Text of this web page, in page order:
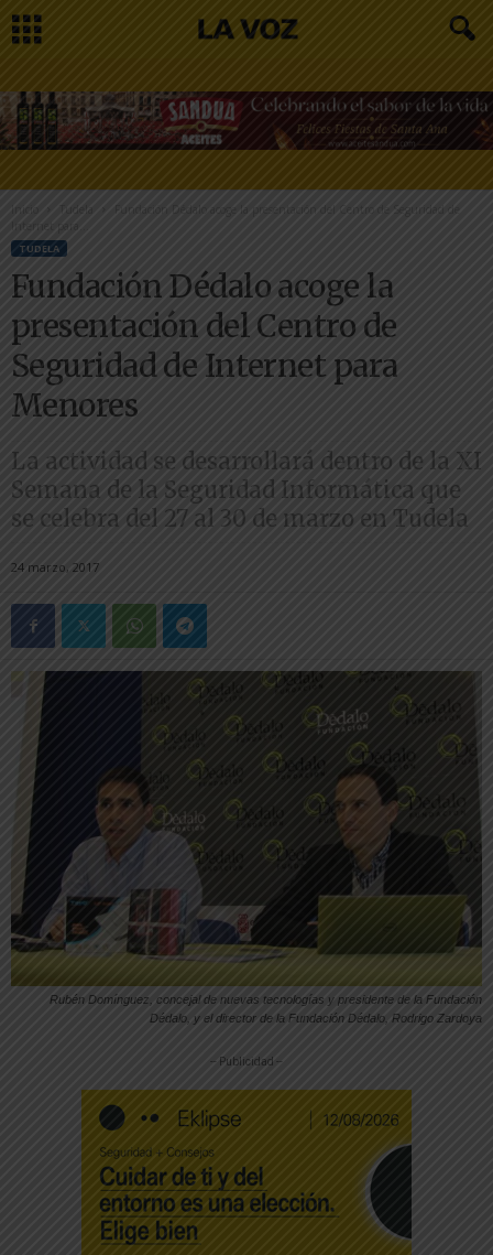
Inicio Tudela
Fundación Dédalo acoge la presentación del Centro de Seguridad de
TUDELA
Fundación Dédalo acoge la
presentación del Centro de
Seguridad de Internet para
Menores
La actividad se desarrollará dentro de la XI
Semana de la Seguridad Informática que
se celebra del 27 al 30 de marzo en Tudela
24 marzo, 2017
Rubén Domínguez, concejal de nuevas tecnologías y presidente de la Fundación
Dédalo, y el director de la Fundación Dédalo, Rodrigo Zardoya
-- Publicidad --